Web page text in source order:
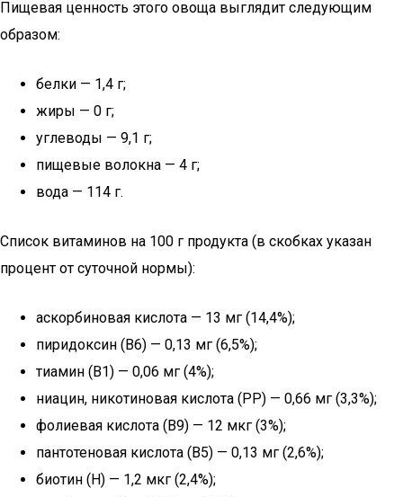
Пищевая ценность этого овоща выглядит следующим
образом:
белки — 1,4 г;
жиры — 0 г;
углеводы — 9,1 г;
пищевые волокна — 4 г;
вода — 114 г.
Список витаминов на 100 г продукта (в скобках указан
процент от суточной нормы):
аскорбиновая кислота — 13 мг (14,4%);
пиридоксин (B6) — 0,13 мг (6,5%);
тиамин (B1) — 0,06 мг (4%);
ниацин, никотиновая кислота (PP) — 0,66 мг (3,3%);
фолиевая кислота (B9) — 12 мкг (3%);
пантотеновая кислота (B5) — 0,13 мг (2,6%);
биотин (H) — 1,2 мкг (2,4%);